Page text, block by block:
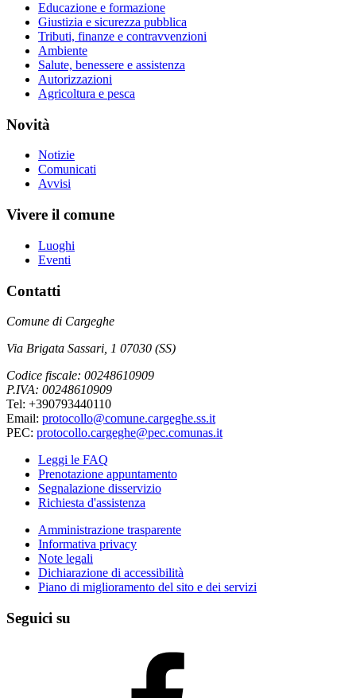
Educazione e formazione
Giustizia e sicurezza pubblica
Tributi, finanze e contravvenzioni
Ambiente
Salute, benessere e assistenza
Autorizzazioni
Agricoltura e pesca
Novità
Notizie
Comunicati
Avvisi
Vivere il comune
Luoghi
Eventi
Contatti
Comune di Cargeghe
Via Brigata Sassari, 1 07030 (SS)
Codice fiscale: 00248610909
P.IVA: 00248610909
Tel: +390793440110
Email: protocollo@comune.cargeghe.ss.it
PEC: protocollo.cargeghe@pec.comunas.it
Leggi le FAQ
Prenotazione appuntamento
Segnalazione disservizio
Richiesta d'assistenza
Amministrazione trasparente
Informativa privacy
Note legali
Dichiarazione di accessibilità
Piano di miglioramento del sito e dei servizi
Seguici su